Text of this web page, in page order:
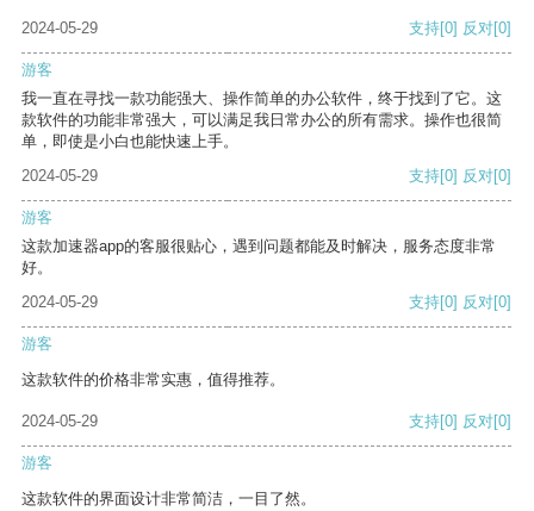
2024-05-29 支持[0] 反对[0]
游客
我一直在寻找一款功能强大、操作简单的办公软件，终于找到了它。这
款软件的功能非常强大，可以满足我日常办公的所有需求。操作也很简
单，即使是小白也能快速上手。
2024-05-29
支持[0] 反对[0]
游客
这款加速器app的客服很贴心，遇到问题都能及时解决，服务态度非常
好。
2024-05-29
支持[0] 反对[0]
游客
这款软件的价格非常实惠，值得推荐。
2024-05-29 支持[0] 反对[0]
游客
这款软件的界面设计非常简洁，一目了然。